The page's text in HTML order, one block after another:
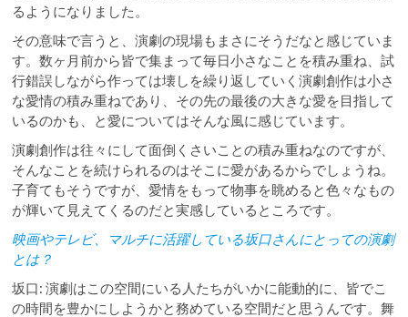
るようになりました。
その意味で言うと、演劇の現場もまさにそうだなと感じていま
す。数ヶ月前から皆で集まって毎日小さなことを積み重ね、試
行錯誤しながら作っては壊しを繰り返していく演劇創作は小さ
な愛情の積み重ねであり、その先の最後の大きな愛を目指して
いるのかも、と愛についてはそんな風に感じています。
演劇創作は往々にして面倒くさいことの積み重ねなのですが、
そんなことを続けられるのはそこに愛があるからでしょうね。
子育てもそうですが、愛情をもって物事を眺めると色々なもの
が輝いて見えてくるのだと実感しているところです。
映画やテレビ、マルチに活躍している坂口さんにとっての演劇
とは？
坂口: 演劇はこの空間にいる人たちがいかに能動的に、皆でこ
の時間を豊かにしようかと務めている空間だと思うんです。舞